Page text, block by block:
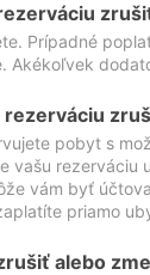
Prípadné
Akékoľvek
pobyt s
vašu rezerváciu
vám byť
priamo
alebo